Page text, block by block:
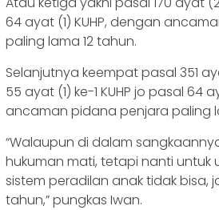
64 ayat (1) KUHP, dengan
paling lama 12 tahun.
Selanjutnya keempat pasal 351
55 ayat (1) ke-1 KUHP jo pasal 64
ancaman pidana penjara paling
“Walaupun di dalam
hukuman mati, tetapi nanti
sistem peradilan anak tidak bisa,
tahun,” pungkas Iwan.